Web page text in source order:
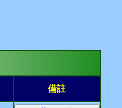
備註